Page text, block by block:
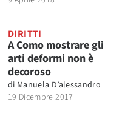
DIRITTI
A Como mostrare gli
arti deformi non è
decoroso
di Manuela D’alessandro
19 Dicembre 2017